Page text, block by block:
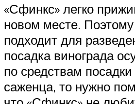
«Сфинкс» легко
новом месте.
подходит для
посадка винограда
по средствам
саженца, то нужно